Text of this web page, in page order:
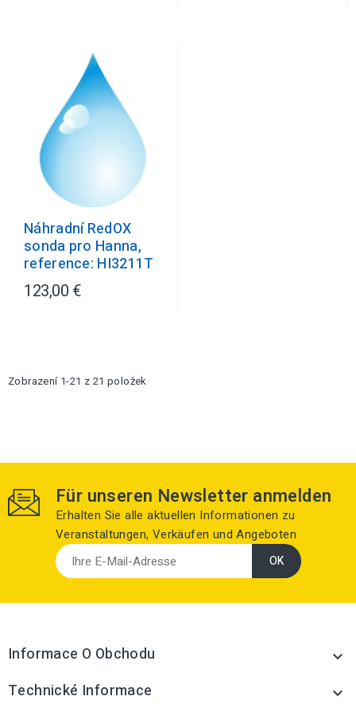
Náhradní RedOX
sonda pro Hanna,
reference: HI3211T
123,00 €
Zobrazení 1-21 z 21 položek
Für unseren Newsletter anmelden
Erhalten Sie alle aktuellen Informationen zu
Veranstaltungen, Verkäufen und Angeboten
Informace O Obchodu 
Technické Informace 